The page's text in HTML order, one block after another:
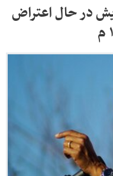
در حال اعتراض